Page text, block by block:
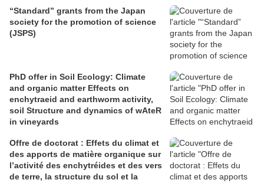
“Standard” grants from the Japan
society for the promotion of science
(JSPS)
PhD offer in Soil Ecology: Climate
and organic matter Effects on
enchytraeid and earthworm activity,
soil Structure and dynamics of wAteR
in vineyards
Offre de doctorat : Effets du climat et
des apports de matière organique sur
l’activité des enchytréides et des vers
de terre, la structure du sol et la